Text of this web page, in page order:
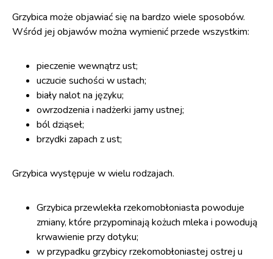
Grzybica może objawiać się na bardzo wiele sposobów.
Wśród jej objawów można wymienić przede wszystkim:
pieczenie wewnątrz ust;
uczucie suchości w ustach;
biały nalot na języku;
owrzodzenia i nadżerki jamy ustnej;
ból dziąseł;
brzydki zapach z ust;
Grzybica występuje w wielu rodzajach.
Grzybica przewlekła rzekomobłoniasta powoduje
zmiany, które przypominają kożuch mleka i powodują
krwawienie przy dotyku;
w przypadku grzybicy rzekomobłoniastej ostrej u